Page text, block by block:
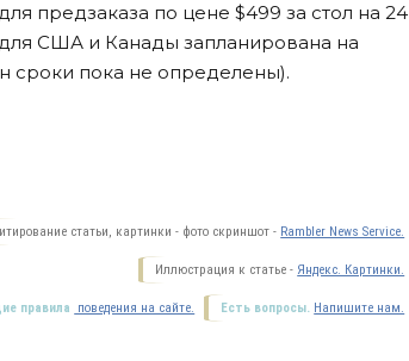
предзаказа по цене $499 за стол на 24
США и Канады запланирована на
сроки пока не определены).
статьи, картинки - фото скриншот - Rambler News Service.
Иллюстрация к статье - Яндекс. Картинки.
Есть вопросы. Напишите нам.
правила поведения на сайте.